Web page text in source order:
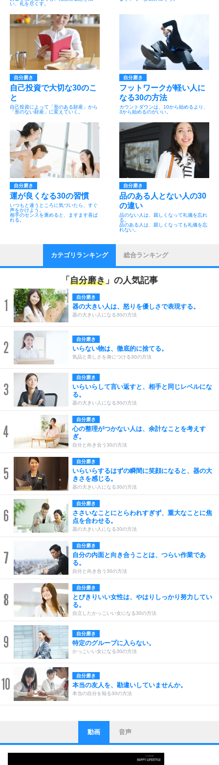
い、礼を尽くす。
自分磨き
自己投資で大切な30のこ
と
自己投資によって「形のある財産」から
「形のない財産」に変えていく。
自分磨き
フットワークが軽い人に
なる30の方法
カウントダウンは、10から始めるより、
3から始めるのがいい。
自分磨き
運が良くなる30の習慣
いつもと違うところに気づいたら、すぐ
声をかけよう。
相手のセンスを褒めると、ますます喜ば
れる。
自分磨き
品のある人とない人の30
の違い
品のない人は、親しくなって礼儀を忘れ
る。
品のある人は、親しくなっても礼儀を忘
れない。
カテゴリランキング 総合ランキング
「 自分磨き 」の人気記事
1 自分磨き
器の大きい人は、怒りを優しさで表現する。
器の大きい人になる30の方法
2 自分磨き
いらない物は、徹底的に捨てる。
気品と美しさを身につける30の方法
3
自分磨き
いらいらして言い返すと、相手と同じレベルにな
る。
器の大きい人になる30の方法
4
自分磨き
心の整理がつかない人は、余計なことを考えす
ぎ。
自分と向き合う30の方法
5
自分磨き
いらいらするはずの瞬間に笑顔になると、器の大
きさを感じる。
器の大きい人になる30の方法
6
自分磨き
ささいなことにとらわれすぎず、重大なことに焦
点を合わせる。
器の大きい人になる30の方法
7
自分磨き
自分の内面と向き合うことは、つらい作業であ
る。
自分と向き合う30の方法
8
自分磨き
とびきりいい女性は、やはりしっかり努力してい
る。
自立したかっこいい女になる30の方法
9 自分磨き
特定のグループに入らない。
かっこいい女になる30の方法
10 自分磨き
本当の友人を、勘違いしていませんか。
本当の自分を知る30の方法
1
ストレス対策
他人と比べない。
いっそのこと、他人を見ない。
いらいらしない人になる30の方法
動画 音声